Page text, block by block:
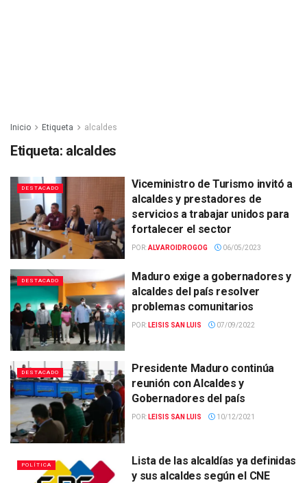
Inicio Etiqueta alcaldes
Etiqueta: alcaldes
DESTACADO
Viceministro de Turismo invitó a
alcaldes y prestadores de
servicios a trabajar unidos para
fortalecer el sector
POR:ALVAROIDROGOG 06/05/2023
DESTACADO
Maduro exige a gobernadores y
alcaldes del país resolver
problemas comunitarios
POR: LEISIS SAN LUIS 07/09/2022
DESTACADO
Presidente Maduro continúa
reunión con Alcaldes y
Gobernadores del país
POR: LEISIS SAN LUIS 10/12/2021
POLÍTICA
Lista de las alcaldías ya definidas
y sus alcaldes según el CNE